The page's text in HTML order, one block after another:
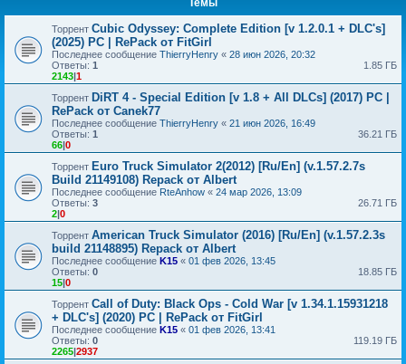
Торрент Cubic Odyssey: Complete Edition [v 1.2.0.1 + DLC's]
(2025) PC | RePack от FitGirl
Последнее сообщение ThierryHenry « 28 июн 2026, 20:32
Ответы: 1
2143|1
1.85 ГБ
Торрент DiRT 4 - Special Edition [v 1.8 + All DLCs] (2017) PC |
RePack от Canek77
Последнее сообщение ThierryHenry « 21 июн 2026, 16:49
Ответы: 1
66|0
36.21 ГБ
Торрент Euro Truck Simulator 2(2012) [Ru/En] (v.1.57.2.7s
Build 21149108) Repack от Albert
Последнее сообщение RteAnhow « 24 мар 2026, 13:09
Ответы: 3
2|0
26.71 ГБ
Торрент American Truck Simulator (2016) [Ru/En] (v.1.57.2.3s
build 21148895) Repack от Albert
Последнее сообщение K15 « 01 фев 2026, 13:45
Ответы: 0
15|0
18.85 ГБ
Торрент Call of Duty: Black Ops - Cold War [v 1.34.1.15931218
+ DLC's] (2020) PC | RePack от FitGirl
Последнее сообщение K15 « 01 фев 2026, 13:41
Ответы: 0
2265|2937
119.19 ГБ